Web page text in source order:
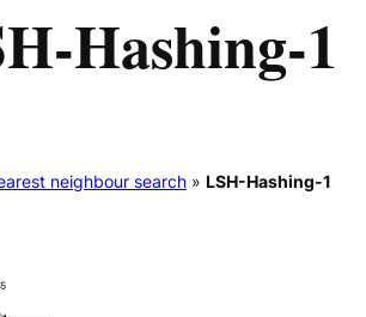
Hashing-1
neighbour search » LSH-Hashing-1